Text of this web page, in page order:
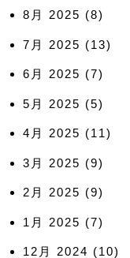
8月 2025 (8)
7月 2025 (13)
6月 2025 (7)
5月 2025 (5)
4月 2025 (11)
3月 2025 (9)
2月 2025 (9)
1月 2025 (7)
12月 2024 (10)